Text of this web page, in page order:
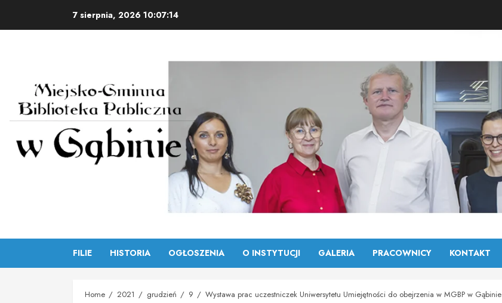
7 sierpnia, 2026 10:07:15
FILIE HISTORIA OGŁOSZENIA O INSTYTUCJI GALERIA PRACOWNICY KONTAKT
Home 2021 grudzień 9 Wystawa prac uczestniczek Uniwersytetu Umiejętności do obejrzenia w MGBP w Gąbinie